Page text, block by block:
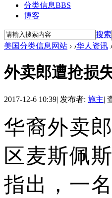
分类信息BBS
博客
搜索
美国分类信息网站 › ›华人资讯 ›
外卖郎遭抢损
2017-12-6 10:39| 发布者: 施主|
华裔外卖
区麦斯佩
指出，一